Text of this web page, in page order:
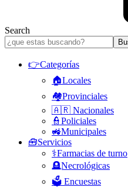
Search
👉Categorías
🏠Locales
🏘️Provinciales
🇦🇷 Nacionales
👮Policiales
🚜Municipales
🧰Servicios
⚕️Farmacias de turno
🪦Necrológicas
🗳️ Encuestas